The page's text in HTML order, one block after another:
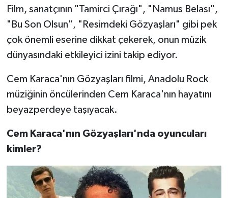
Film, sanatçının "Tamirci Çırağı", "Namus Belası",
"Bu Son Olsun", "Resimdeki Gözyaşları" gibi pek
çok önemli eserine dikkat çekerek, onun müzik
dünyasındaki etkileyici izini takip ediyor.
Cem Karaca'nın Gözyaşları filmi, Anadolu Rock
müziğinin öncülerinden Cem Karaca'nın hayatını
beyazperdeye taşıyacak.
Cem Karaca'nın Gözyaşları'nda oyuncuları
kimler?